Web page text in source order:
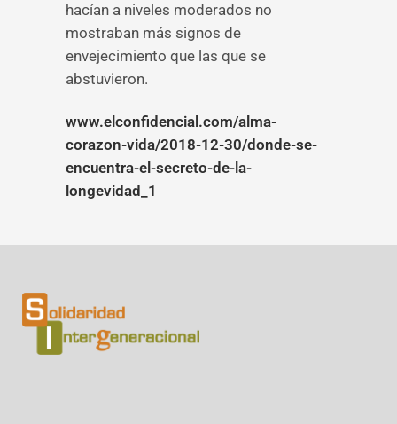
hacían a niveles moderados no
mostraban más signos de
envejecimiento que las que se
abstuvieron.
www.elconfidencial.com/alma-
corazon-vida/2018-12-30/donde-se-
encuentra-el-secreto-de-la-
longevidad_1